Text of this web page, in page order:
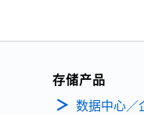
存储产品
数据中心／